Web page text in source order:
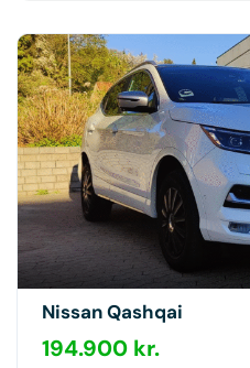
Nissan Qashqai
194.900 kr.